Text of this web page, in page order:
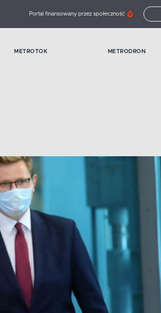
Portal finansowany przez społeczność
METROTOK METRODRON